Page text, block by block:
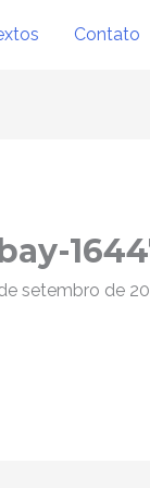
Contato
setembro de